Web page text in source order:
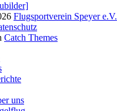
Flugsportverein Speyer e.V.
Catch Themes
uns